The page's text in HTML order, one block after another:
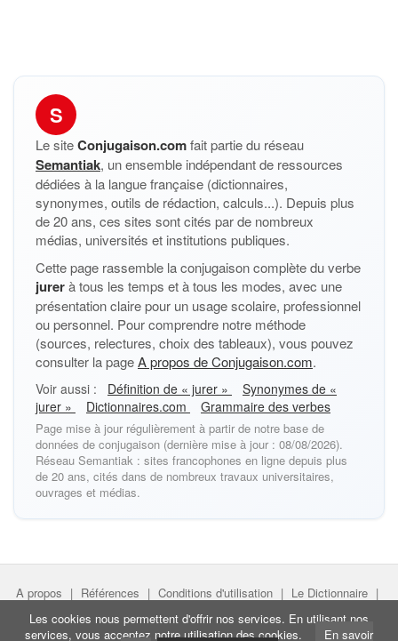
S
Le siteConjugaison.comfait partie du réseau
Semantiak, un ensemble indépendant de ressources
dédiées à la langue française (dictionnaires,
synonymes, outils de rédaction, calculs...). Depuis plus
de 20 ans, ces sites sont cités par de nombreux
médias, universités et institutions publiques.
Cette page rassemble la conjugaison complète du verbe
jurerà tous les temps et à tous les modes, avec une
présentation claire pour un usage scolaire, professionnel
ou personnel. Pour comprendre notre méthode
(sources, relectures, choix des tableaux), vous pouvez
consulter la pageA propos de Conjugaison.com.
Voir aussi : Définition de « jurer »
Synonymes de «
jurer »
Dictionnaires.com Grammaire des verbes
Page mise à jour régulièrement à partir de notre base de
données de conjugaison (dernière mise à jour : 08/08/2026).
Réseau Semantiak : sites francophones en ligne depuis plus
de 20 ans, cités dans de nombreux travaux universitaires,
ouvrages et médias.
A propos | Références | Conditions d'utilisation | Le Dictionnaire |
Faire un lien | Liens utiles
Directeur de projet :Nicolas Belotti- Copyright © Semantiak.com
Les cookies nous permettent d'offrir nos services. En utilisant nos
services, vous acceptez notre utilisation des cookies.
En savoir